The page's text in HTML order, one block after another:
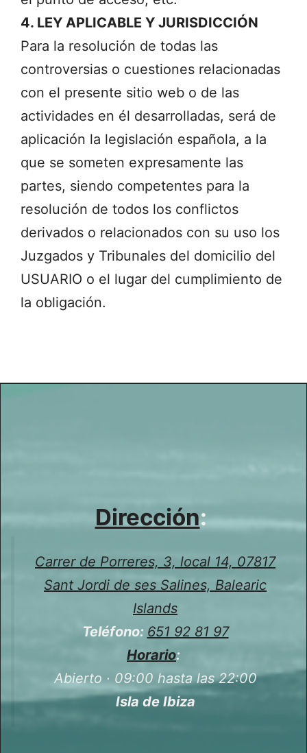
4. LEY APLICABLE Y JURISDICCIÓN
Para la resolución de todas las
controversias o cuestiones relacionadas
con el presente sitio web o de las
actividades en él desarrolladas, será de
aplicación la legislación española, a la
que se someten expresamente las
partes, siendo competentes para la
resolución de todos los conflictos
derivados o relacionados con su uso los
Juzgados y Tribunales del domicilio del
USUARIO o el lugar del cumplimiento de
la obligación.
Dirección:
Carrer de Porreres, 3, local 14, 07817
Sant Jordi de ses Salines, Balearic
Islands
Teléfono: 651 92 81 97
Horario:
Abierto · 09:00 hasta las 22:00
Isla de Ibiza